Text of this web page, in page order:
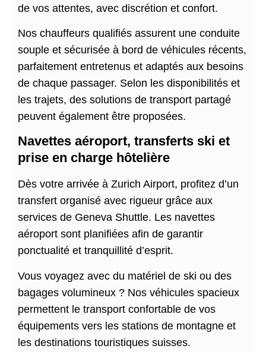
de vos attentes, avec discrétion et confort.
Nos chauffeurs qualifiés assurent une conduite
souple et sécurisée à bord de véhicules récents,
parfaitement entretenus et adaptés aux besoins
de chaque passager. Selon les disponibilités et
les trajets, des solutions de transport partagé
peuvent également être proposées.
Navettes aéroport, transferts ski et
prise en charge hôtelière
Dès votre arrivée à Zurich Airport, profitez d’un
transfert organisé avec rigueur grâce aux
services de Geneva Shuttle. Les navettes
aéroport sont planifiées afin de garantir
ponctualité et tranquillité d’esprit.
Vous voyagez avec du matériel de ski ou des
bagages volumineux ? Nos véhicules spacieux
permettent le transport confortable de vos
équipements vers les stations de montagne et
les destinations touristiques suisses.